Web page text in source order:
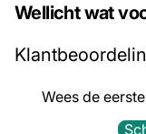
Wellicht wat
Wees de